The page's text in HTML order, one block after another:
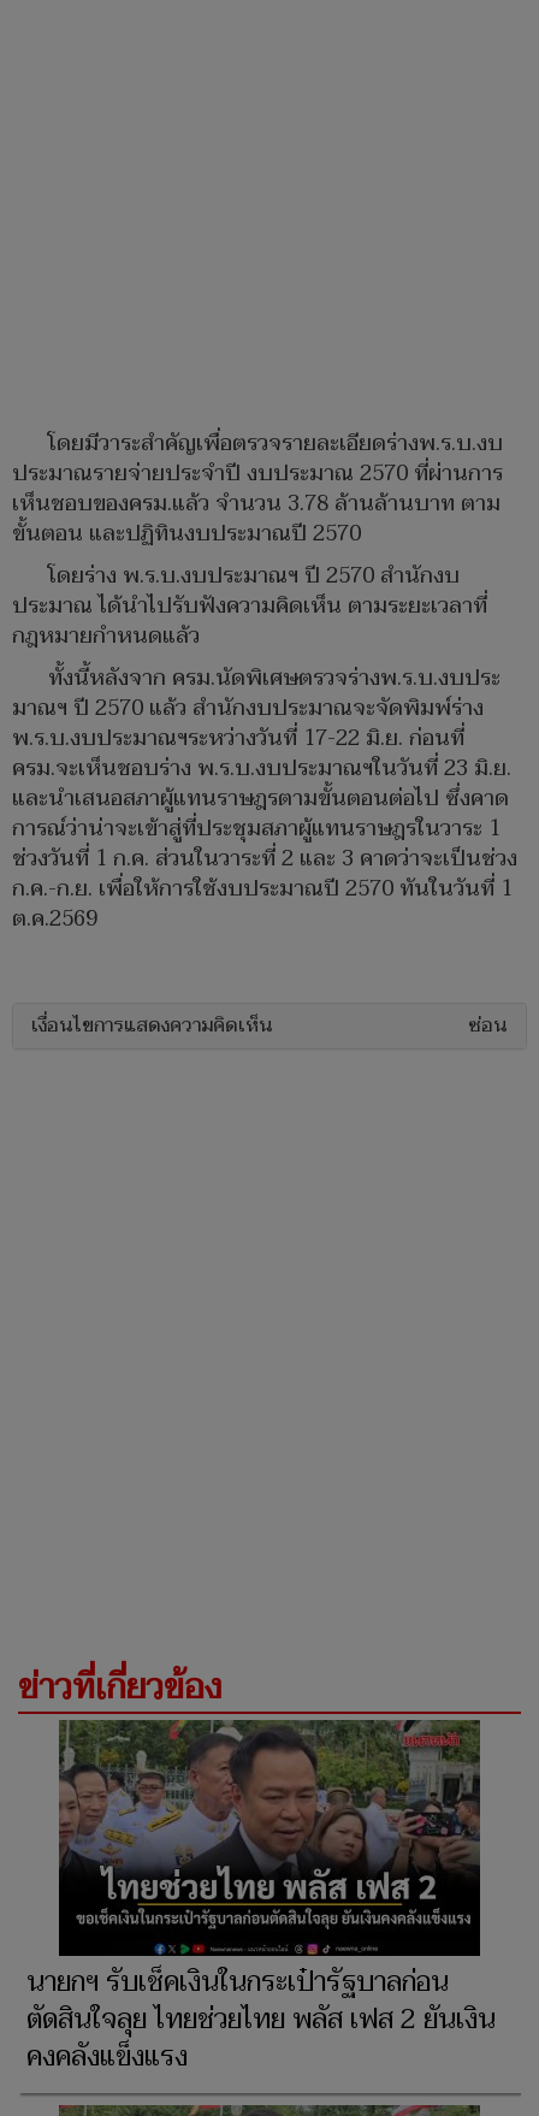
โดยมีวาระสำคัญเพื่อตรวจรายละเอียดร่างพ.ร.บ.งบ
ประมาณรายจ่ายประจำปี งบประมาณ 2570 ที่ผ่านการ
เห็นชอบของครม.แล้ว จำนวน 3.78 ล้านล้านบาท ตาม
ขั้นตอน และปฏิทินงบประมาณปี 2570
โดยร่าง พ.ร.บ.งบประมาณฯ ปี 2570 สำนักงบ
ประมาณ ได้นำไปรับฟังความคิดเห็น ตามระยะเวลาที่
กฎหมายกำหนดแล้ว
ทั้งนี้หลังจาก ครม.นัดพิเศษตรวจร่างพ.ร.บ.งบประ
มาณฯ ปี 2570 แล้ว สำนักงบประมาณจะจัดพิมพ์ร่าง
พ.ร.บ.งบประมาณฯระหว่างวันที่ 17-22 มิ.ย. ก่อนที่
ครม.จะเห็นชอบร่าง พ.ร.บ.งบประมาณฯในวันที่ 23 มิ.ย.
และนำเสนอสภาผู้แทนราษฎรตามขั้นตอนต่อไป ซึ่งคาด
การณ์ว่าน่าจะเข้าสู่ที่ประชุมสภาผู้แทนราษฎรในวาระ 1
ช่วงวันที่ 1 ก.ค. ส่วนในวาระที่ 2 และ 3 คาดว่าจะเป็นช่วง
ก.ค.-ก.ย. เพื่อให้การใช้งบประมาณปี 2570 ทันในวันที่ 1
ต.ค.2569
เงื่อนไขการแสดงความคิดเห็น ซ่อน
ข่าวที่เกี่ยวข้อง
นายกฯ รับเช็คเงินในกระเป๋ารัฐบาลก่อน
ตัดสินใจลุย ไทยช่วยไทย พลัส เฟส 2 ยันเงิน
คงคลังแข็งแรง